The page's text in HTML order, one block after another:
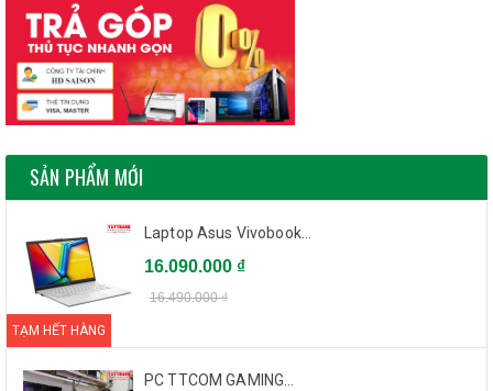
SẢN PHẨM MỚI
TẠM HẾT HÀNG
Laptop Asus Vivobook...
16.090.000 ₫
16.490.000 ₫
PC TTCOM GAMING...